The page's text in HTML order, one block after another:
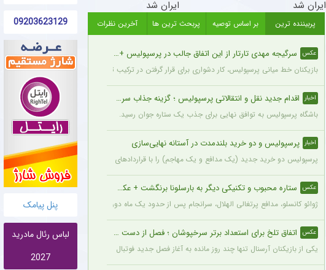
09203623129
پنل پیامک
لباس رئال مادرید
2027
ایران شد
ایران شد
پربیننده ترین بر اساس توصیه پربحث ترین ها آخرین نظرات
عکس سرگیجه مهدی تارتار از این اتفاق جالب در پرسپولیس + عکس
بازیکنان خط میانی پرسپولیس، کار دشواری برای قرار گرفتن در ترکیب ثابت این تیم خواهند داشت.
اخبار اقدام جدید نقل و انتقالاتی پرسپولیس ؛ گزینه جذاب سرخپوش می شود؟
باشگاه پرسپولیس به توافق نهایی برای جذب یک ستاره جوان رسید.
اخبار پرسپولیس و دو خرید بلندمدت در آستانه نهایی‌سازی
پرسپولیس دو خرید جدید (یک مدافع و یک مهاجم) را با قراردادهای بلندمدت نهایی کرده و امروز قرارداد
عکس ستاره محبوب و تکنیکی دیگر به بارسلونا برنگشت + عکس
ژوائو کانسلو، مدافع پرتغالی الهلال، سرانجام پس از حدود یک ماه دوری، به باشگاه عربستانی بازگشت.
عکس اتفاق تلخ برای استعداد برتر سرخپوشان ؛ فصل از دست رفت ؟ + عکس
یکی از بازیکنان آرسنال تنها چند روز مانده به آغاز فصل جدید فوتبال انگلیس، دچار مصدومیتی بسیار